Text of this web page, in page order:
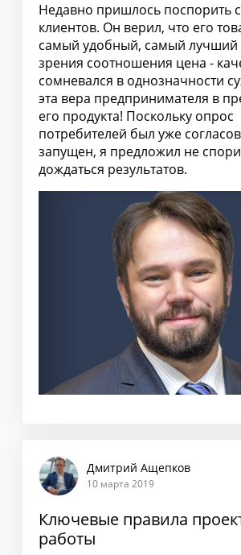
Недавно пришлось поспорить
клиентов. Он верил, что его
самый удобный, самый лучший
зрения соотношения цена -
сомневался в однозначности
эта вера предпринимателя в
его продукта! Поскольку опрос
потребителей был уже
запущен, я предложил не
дождаться результатов.
Дмитрий Ащепков
10 марта 2019
Ключевые правила
работы